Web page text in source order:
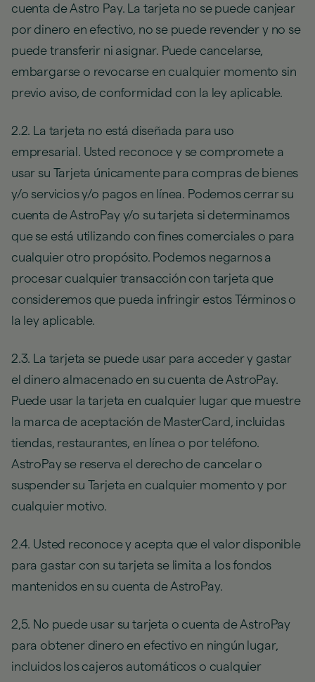
cuenta de Astro Pay. La tarjeta no se puede canjear
por dinero en efectivo, no se puede revender y no se
puede transferir ni asignar. Puede cancelarse,
embargarse o revocarse en cualquier momento sin
previo aviso, de conformidad con la ley aplicable.
2.2. La tarjeta no está diseñada para uso
empresarial. Usted reconoce y se compromete a
usar su Tarjeta únicamente para compras de bienes
y/o servicios y/o pagos en línea. Podemos cerrar su
cuenta de AstroPay y/o su tarjeta si determinamos
que se está utilizando con fines comerciales o para
cualquier otro propósito. Podemos negarnos a
procesar cualquier transacción con tarjeta que
consideremos que pueda infringir estos Términos o
la ley aplicable.
2.3. La tarjeta se puede usar para acceder y gastar
el dinero almacenado en su cuenta de AstroPay.
Puede usar la tarjeta en cualquier lugar que muestre
la marca de aceptación de MasterCard, incluidas
tiendas, restaurantes, en línea o por teléfono.
AstroPay se reserva el derecho de cancelar o
suspender su Tarjeta en cualquier momento y por
cualquier motivo.
2.4. Usted reconoce y acepta que el valor disponible
para gastar con su tarjeta se limita a los fondos
mantenidos en su cuenta de AstroPay.
2,5. No puede usar su tarjeta o cuenta de AstroPay
para obtener dinero en efectivo en ningún lugar,
incluidos los cajeros automáticos o cualquier